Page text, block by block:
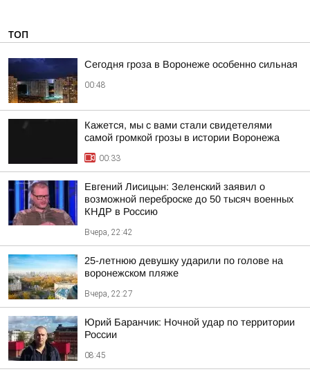
ТОП
Сегодня гроза в Воронеже особенно сильная
00:48
Кажется, мы с вами стали свидетелями
самой громкой грозы в истории Воронежа
00:33
Евгений Лисицын: Зеленский заявил о
возможной переброске до 50 тысяч военных
КНДР в Россию
Вчера, 22:42
25-летнюю девушку ударили по голове на
воронежском пляже
Вчера, 22:27
Юрий Баранчик: Ночной удар по территории
России
08:45